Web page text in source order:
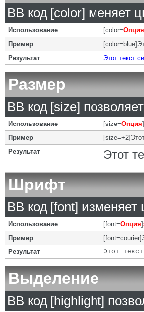
BB код [color] меняет
Использование [color=Опция
Пример
Результат
Этот текст
Размер
BB код [size]
Использование [size=Опция]
Пример
Результат
Этот
Шрифт
BB код [font] изменяет
Использование [font=Опция]
Пример
Результат
Этот
Выделение
BB код [highlight]